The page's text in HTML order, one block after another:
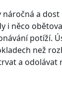
a dost
i něco
potíží.
než
a odolávat